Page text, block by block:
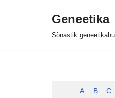
Geneetika
Sõnastik
A B C